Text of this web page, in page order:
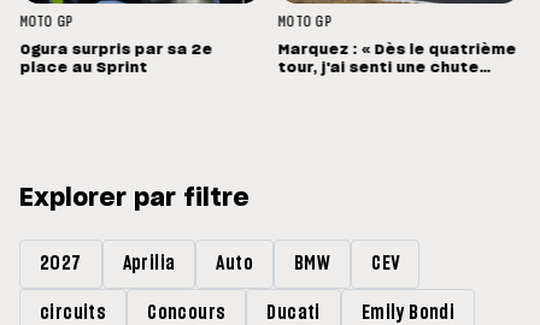
MOTO GP
Ogura surpris par sa 2e
place au Sprint
MOTO GP
Marquez : « Dès le quatrième
tour, j'ai senti une chute
Explorer par filtre
2027 Aprilia Auto BMW CEV
circuits Concours Ducati Emily Bondi